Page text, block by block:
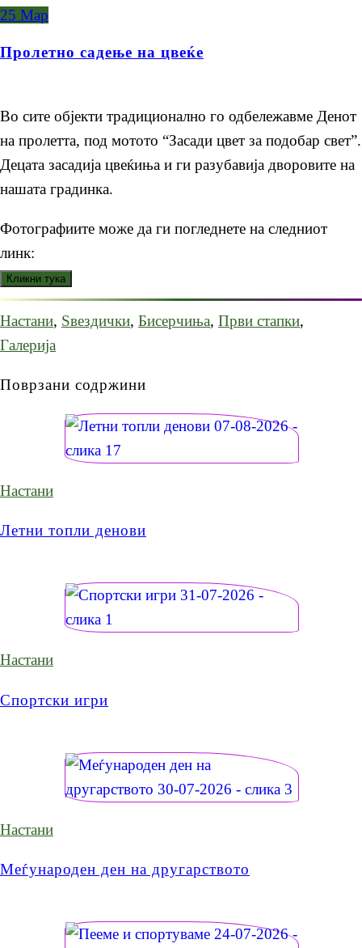
25 Мар
Пролетно садење на цвеќе
Во сите објекти традиционално го одбележавме Денот
на пролетта, под мотото “Засади цвет за подобар свет”.
Децата засадија цвеќиња и ги разубавија дворовите на
нашата градинка.
Фотографиите може да ги погледнете на следниот
линк:
Настани, Ѕвездички, Бисерчиња, Први стапки,
Галерија
Поврзани содржини
Настани
Летни топли денови
Настани
Спортски игри
Настани
Меѓународен ден на другарството